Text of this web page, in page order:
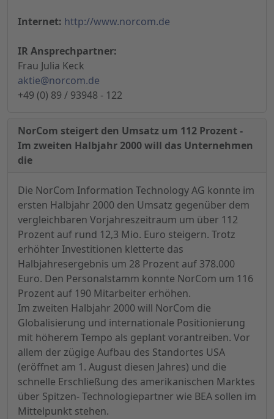
Internet: http://www.norcom.de
IR Ansprechpartner:
Frau Julia Keck
aktie@norcom.de
+49 (0) 89 / 93948 - 122
NorCom steigert den Umsatz um 112 Prozent -
Im zweiten Halbjahr 2000 will das Unternehmen
die
Die NorCom Information Technology AG konnte im
ersten Halbjahr 2000 den Umsatz gegenüber dem
vergleichbaren Vorjahreszeitraum um über 112
Prozent auf rund 12,3 Mio. Euro steigern. Trotz
erhöhter Investitionen kletterte das
Halbjahresergebnis um 28 Prozent auf 378.000
Euro. Den Personalstamm konnte NorCom um 116
Prozent auf 190 Mitarbeiter erhöhen.
Im zweiten Halbjahr 2000 will NorCom die
Globalisierung und internationale Positionierung
mit höherem Tempo als geplant vorantreiben. Vor
allem der zügige Aufbau des Standortes USA
(eröffnet am 1. August diesen Jahres) und die
schnelle Erschließung des amerikanischen Marktes
über Spitzen- Technologiepartner wie BEA sollen im
Mittelpunkt stehen.